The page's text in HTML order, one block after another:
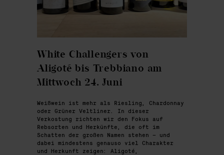
White Challengers von
Aligoté bis Trebbiano am
Mittwoch 24. Juni
Weißwein ist mehr als Riesling, Chardonnay
oder Grüner Veltliner. In dieser
Verkostung richten wir den Fokus auf
Rebsorten und Herkünfte, die oft im
Schatten der großen Namen stehen – und
dabei mindestens genauso viel Charakter
und Herkunft zeigen: Aligoté,